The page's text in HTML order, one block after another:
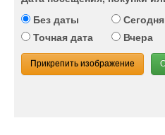
Без даты
Сегодня
Точная дата
Вчера
Прикрепить изображение